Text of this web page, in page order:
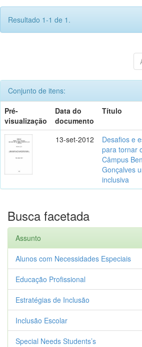
Resultado 1-1 de 1.
Conjunto de itens:
Pré-
visualização
Data do
documento
Título
13-set-2012
Desafios e
para tornar
Câmpus
Gonçalves
inclusiva
Busca facetada
Assunto
Alunos com Necessidades Especiais
Educação Profissional
Estratégias de Inclusão
Inclusão Escolar
Special Needs Students’s